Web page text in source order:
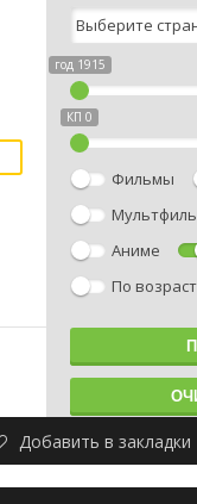
год 1915
КП 0
Фильмы
Аниме
По
Добавить в закладки